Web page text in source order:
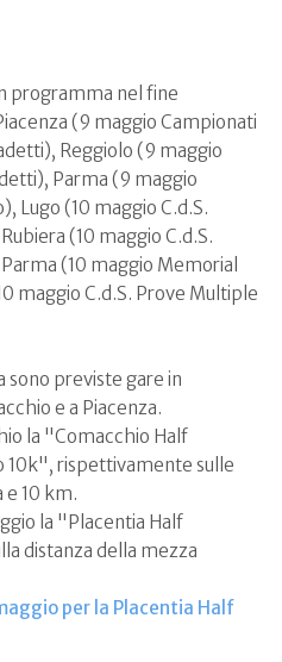
programma nel fine
(9 maggio Campionati
Reggiolo (9 maggio
Parma (9 maggio
Lugo (10 maggio C.d.S.
(10 maggio C.d.S.
(10 maggio Memorial
maggio C.d.S. Prove Multiple
sono previste gare in
e a Piacenza.
la "Comacchio Half
10k", rispettivamente sulle
e 10 km.
la "Placentia Half
distanza della mezza
per la Placentia Half